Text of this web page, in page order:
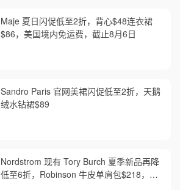
Maje 夏日闪促低至2折，背心$48连衣裙
$86，美国境内免运费，截止8月6日
Sandro Paris 官网美裙闪促低至2折，天鹅
绒水钻裙$89
Nordstrom 现有 Tory Burch 夏季新品再降
低至6折，Robinson 牛皮单肩包$218，买